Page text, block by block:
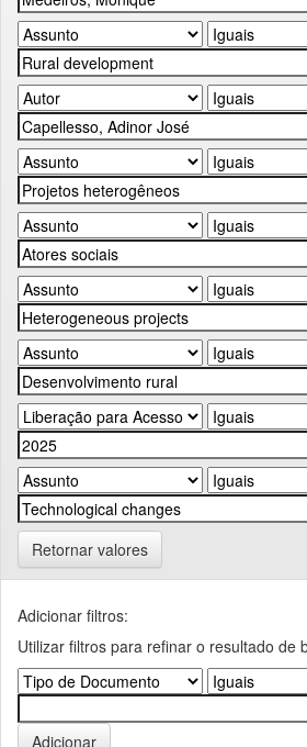
Retornar valores
Adicionar filtros:
Utilizar filtros para refinar o resultado de